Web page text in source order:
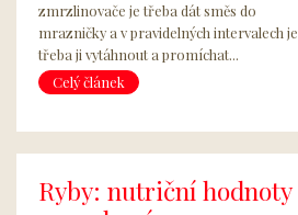
zmrzlinovače je třeba dát směs do
mrazničky a v pravidelných intervalech je
třeba ji vytáhnout a promíchat...
Celý článek
Ryby: nutriční hodnoty